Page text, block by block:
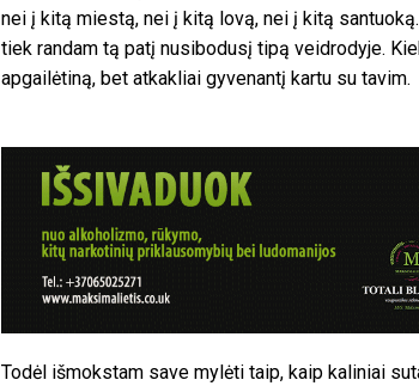
nei į kitą miestą, nei į kitą lovą, nei į kitą
tiek randam tą patį nusibodusį tipą veidrodyje.
apgailėtiną, bet atkakliai gyvenantį kartu su tavim.
Todėl išmokstam save mylėti taip, kaip kaliniai